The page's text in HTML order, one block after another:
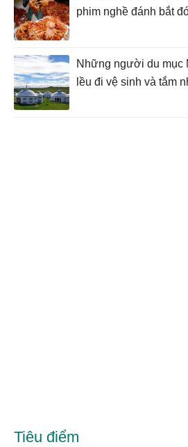
phim nghề đánh bắt
Những người du mục
lều đi vệ sinh và tắm
Tiêu điểm